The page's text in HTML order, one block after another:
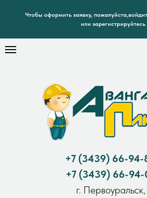
Чтобы оформить заявку,
или зарегистрируйтесь
+7 (3439) 66-94-
+7 (3439) 66-94-
г. Первоуральск,